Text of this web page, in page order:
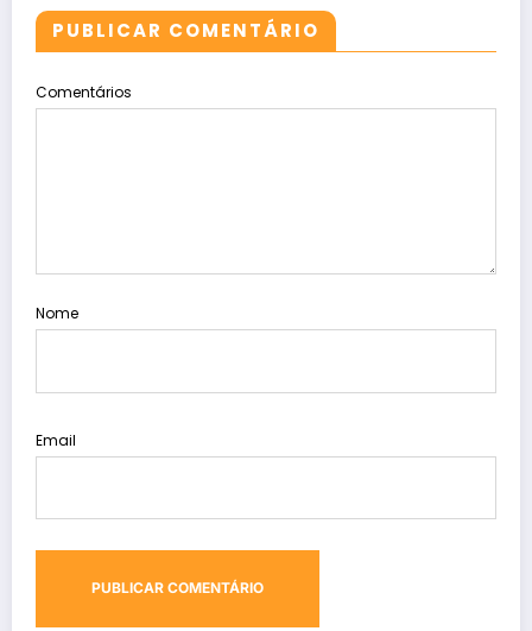
PUBLICAR COMENTÁRIO
Comentários
Nome
Email